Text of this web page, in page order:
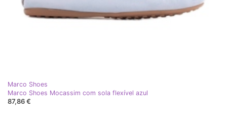
Marco Shoes
Marco Shoes Mocassim com sola flexível azul
87,86 €